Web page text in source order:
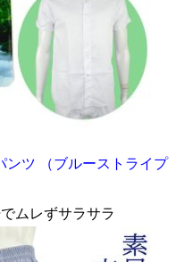
ンツ （ブルーストライプ
ムレずサラサラ